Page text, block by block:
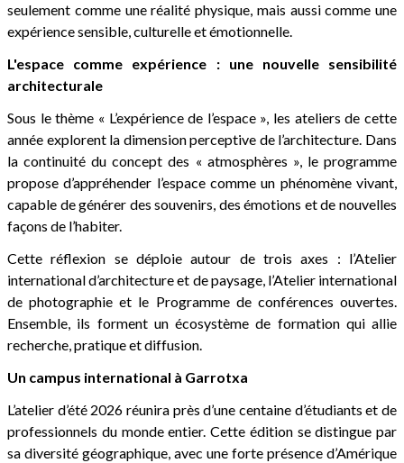
seulement comme une réalité physique, mais aussi comme une
expérience sensible, culturelle et émotionnelle.
L'espace comme expérience : une nouvelle sensibilité
architecturale
Sous le thème « L’expérience de l’espace », les ateliers de cette
année explorent la dimension perceptive de l’architecture. Dans
la continuité du concept des « atmosphères », le programme
propose d’appréhender l’espace comme un phénomène vivant,
capable de générer des souvenirs, des émotions et de nouvelles
façons de l’habiter.
Cette réflexion se déploie autour de trois axes : l’Atelier
international d’architecture et de paysage, l’Atelier international
de photographie et le Programme de conférences ouvertes.
Ensemble, ils forment un écosystème de formation qui allie
recherche, pratique et diffusion.
Un campus international à Garrotxa
L’atelier d’été 2026 réunira près d’une centaine d’étudiants et de
professionnels du monde entier. Cette édition se distingue par
sa diversité géographique, avec une forte présence d’Amérique